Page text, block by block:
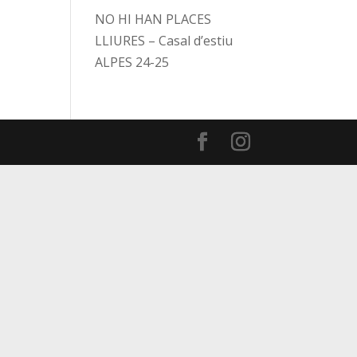
NO HI HAN PLACES
LLIURES – Casal d’estiu
ALPES 24-25